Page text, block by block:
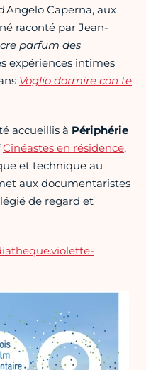
Caperna, aux
raconté par Jean-
parfum des
expériences intimes
Voglio dormire con te
accueillis à Périphérie
Cinéastes en résidence,
et technique au
aux documentaristes
de regard et